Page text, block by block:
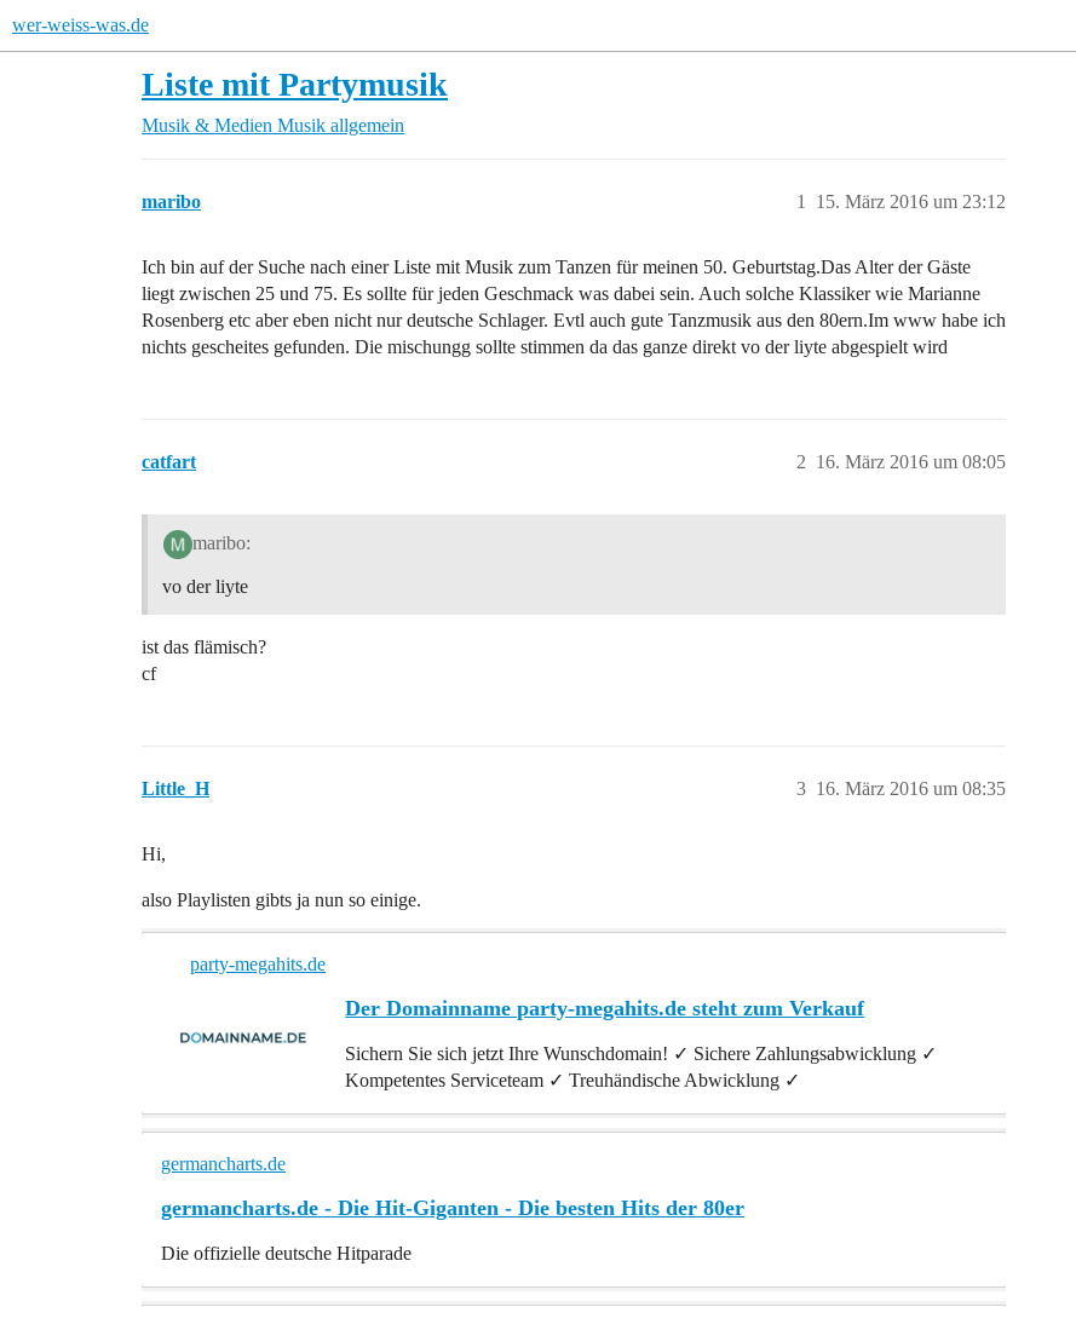
wer-weiss-was.de
Liste mit Partymusik
Musik & Medien Musik allgemein
maribo 15. März 2016 um 23:12
1
Ich bin auf der Suche nach einer Liste mit Musik zum Tanzen für meinen 50. Geburtstag.Das Alter der Gäste
liegt zwischen 25 und 75. Es sollte für jeden Geschmack was dabei sein. Auch solche Klassiker wie Marianne
Rosenberg etc aber eben nicht nur deutsche Schlager. Evtl auch gute Tanzmusik aus den 80ern.Im www habe ich
nichts gescheites gefunden. Die mischungg sollte stimmen da das ganze direkt vo der liyte abgespielt wird
catfart 16. März 2016 um 08:05
2
maribo:
vo der liyte
ist das flämisch?
cf
Little_H 16. März 2016 um 08:35
3
Hi,
also Playlisten gibts ja nun so einige.
party-megahits.de
Der Domainname party-megahits.de steht zum Verkauf
Sichern Sie sich jetzt Ihre Wunschdomain! ✓ Sichere Zahlungsabwicklung ✓
Kompetentes Serviceteam ✓ Treuhändische Abwicklung ✓
germancharts.de
germancharts.de - Die Hit-Giganten - Die besten Hits der 80er
Die offizielle deutsche Hitparade